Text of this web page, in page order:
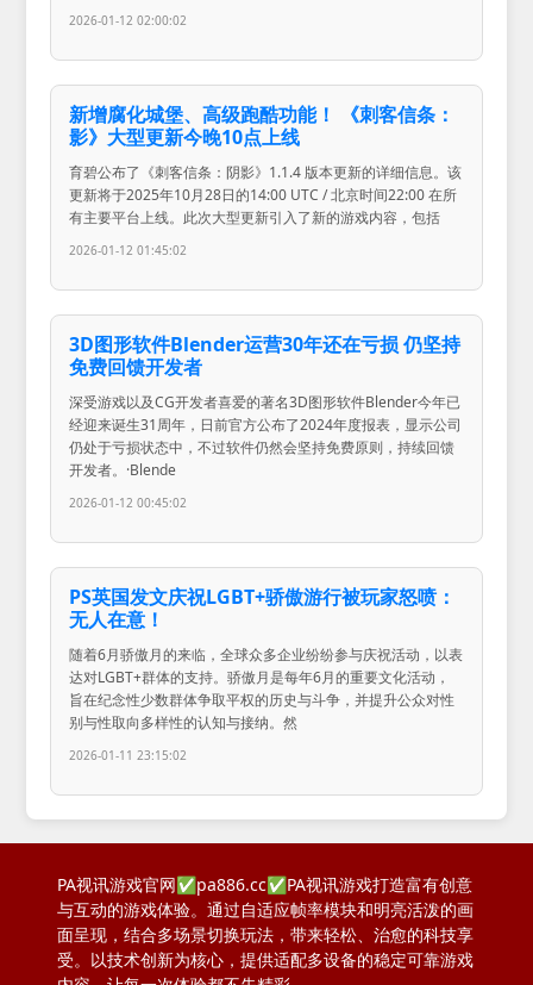
2026-01-12 02:00:02
新增腐化城堡、高级跑酷功能！ 《刺客信条：
影》大型更新今晚10点上线
育碧公布了《刺客信条：阴影》1.1.4 版本更新的详细信息。该
更新将于2025年10月28日的14:00 UTC / 北京时间22:00 在所
有主要平台上线。此次大型更新引入了新的游戏内容，包括
2026-01-12 01:45:02
3D图形软件Blender运营30年还在亏损 仍坚持
免费回馈开发者
深受游戏以及CG开发者喜爱的著名3D图形软件Blender今年已
经迎来诞生31周年，日前官方公布了2024年度报表，显示公司
仍处于亏损状态中，不过软件仍然会坚持免费原则，持续回馈
开发者。·Blende
2026-01-12 00:45:02
PS英国发文庆祝LGBT+骄傲游行被玩家怒喷：
无人在意！
随着6月骄傲月的来临，全球众多企业纷纷参与庆祝活动，以表
达对LGBT+群体的支持。骄傲月是每年6月的重要文化活动，
旨在纪念性少数群体争取平权的历史与斗争，并提升公众对性
别与性取向多样性的认知与接纳。然
2026-01-11 23:15:02
PA视讯游戏官网✅pa886.cc✅PA视讯游戏打造富有创意
与互动的游戏体验。通过自适应帧率模块和明亮活泼的画
面呈现，结合多场景切换玩法，带来轻松、治愈的科技享
受。以技术创新为核心，提供适配多设备的稳定可靠游戏